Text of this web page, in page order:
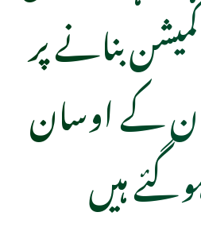
بنانے پر
کے اوسان